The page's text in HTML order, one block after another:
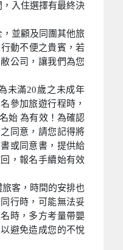
入住選擇有最終決
並顧及同團其他旅
動不便之貴賓，若
公司，讓我們為您
未滿20歲之未成年
參加旅遊行程時，
始 為有效！為確認
同意，請您記得將
或同意書，提供給
，報名手續始有效
客，時間的安排也
行時，可能無法妥
時，多方考量帶嬰
避免造成您的不悅